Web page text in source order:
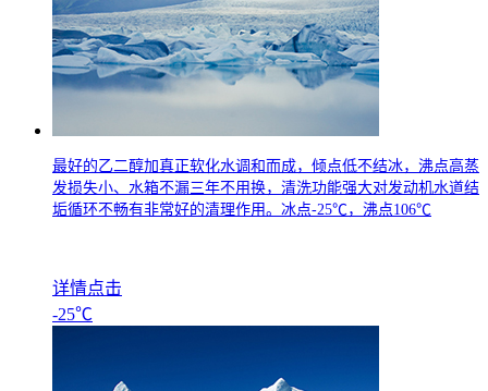
最好的乙二醇加真正软化水调和而成，倾点低不结冰，沸点高蒸
发损失小、水箱不漏三年不用换，清洗功能强大对发动机水道结
垢循环不畅有非常好的清理作用。冰点-25℃，沸点106℃
详情点击
-25℃